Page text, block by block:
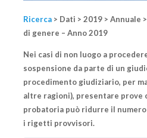
Ricerca > Dati > 2019 > Annuale
di genere – Anno 2019
Nei casi di non luogo a
sospensione da parte di un
procedimento giudiziario, per
altre ragioni), presentare prove
probatoria può ridurre il
i rigetti provvisori.